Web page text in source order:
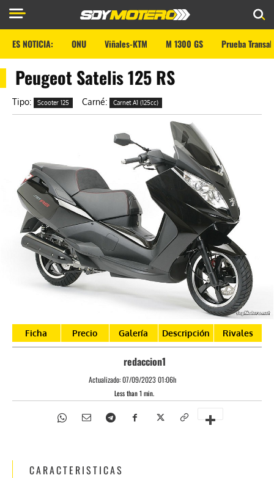
ES NOTICIA: ONU Viñales-KTM M 1300 GS Prueba
Peugeot Satelis 125 RS
Tipo: Scooter 125 Carné: Carnet A1 (125cc)
Ficha Precio Galería Descripción Rivales
redaccion1
Actualizado:07/09/2023 01:06h
Less than 1 min.
CARACTERISTICAS